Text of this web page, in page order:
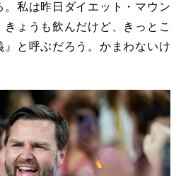
私は昨日ダイエット・マウン
ょうも飲んだけど、きっとこ
と呼ぶだろう。かまわないけ